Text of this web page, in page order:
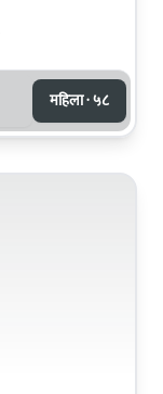
महिला · ५८